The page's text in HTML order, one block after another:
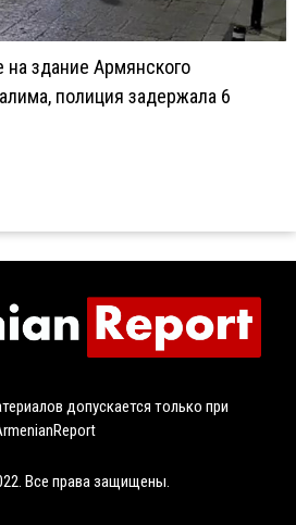
здание Армянского
полиция задержала 6
допускается только при
Все права защищены.